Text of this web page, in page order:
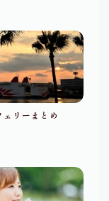
ェリーまとめ